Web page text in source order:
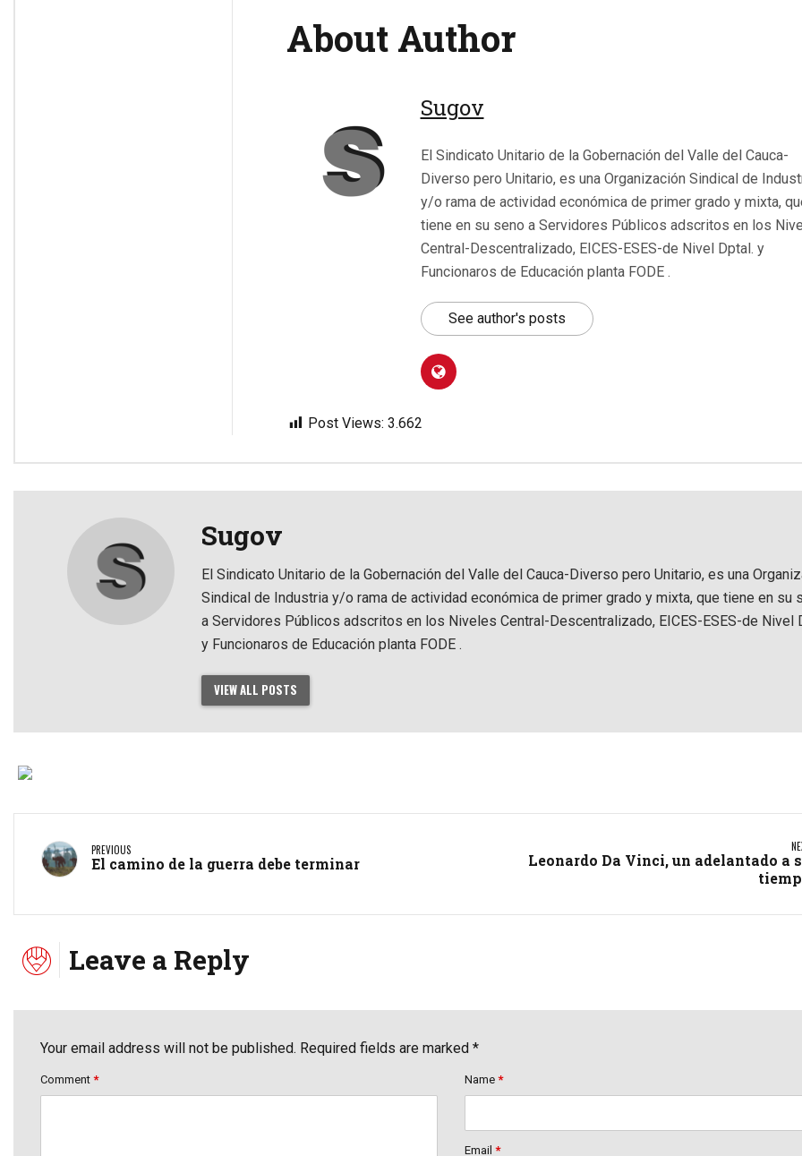
About Author
Sugov
El Sindicato Unitario de la Gobernación del Valle del Cauca-
Diverso pero Unitario, es una Organización Sindical de
y/o rama de actividad económica de primer grado y mixta,
tiene en su seno a Servidores Públicos adscritos en los
Central-Descentralizado, EICES-ESES-de Nivel Dptal. y
Funcionaros de Educación planta FODE .
See author's posts
Post Views: 3.662
Sugov
El Sindicato Unitario de la Gobernación del Valle del Cauca-Diverso pero Unitario, es una
Sindical de Industria y/o rama de actividad económica de primer grado y mixta, que tiene en su
a Servidores Públicos adscritos en los Niveles Central-Descentralizado, EICES-ESES-de Nivel
y Funcionaros de Educación planta FODE .
VIEW ALL POSTS
PREVIOUS
El camino de la guerra debe terminar
Leonardo Da Vinci, un adelantado a
Leave a Reply
Your email address will not be published. Required fields are marked *
Comment * Name *
Email *